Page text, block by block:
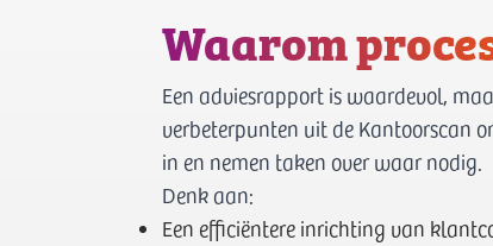
Waarom
Een adviesrapport is waardevol,
verbeterpunten uit de Kantoorscan
in en nemen taken over waar nodig.
Denk aan:
Een efficiëntere inrichting van